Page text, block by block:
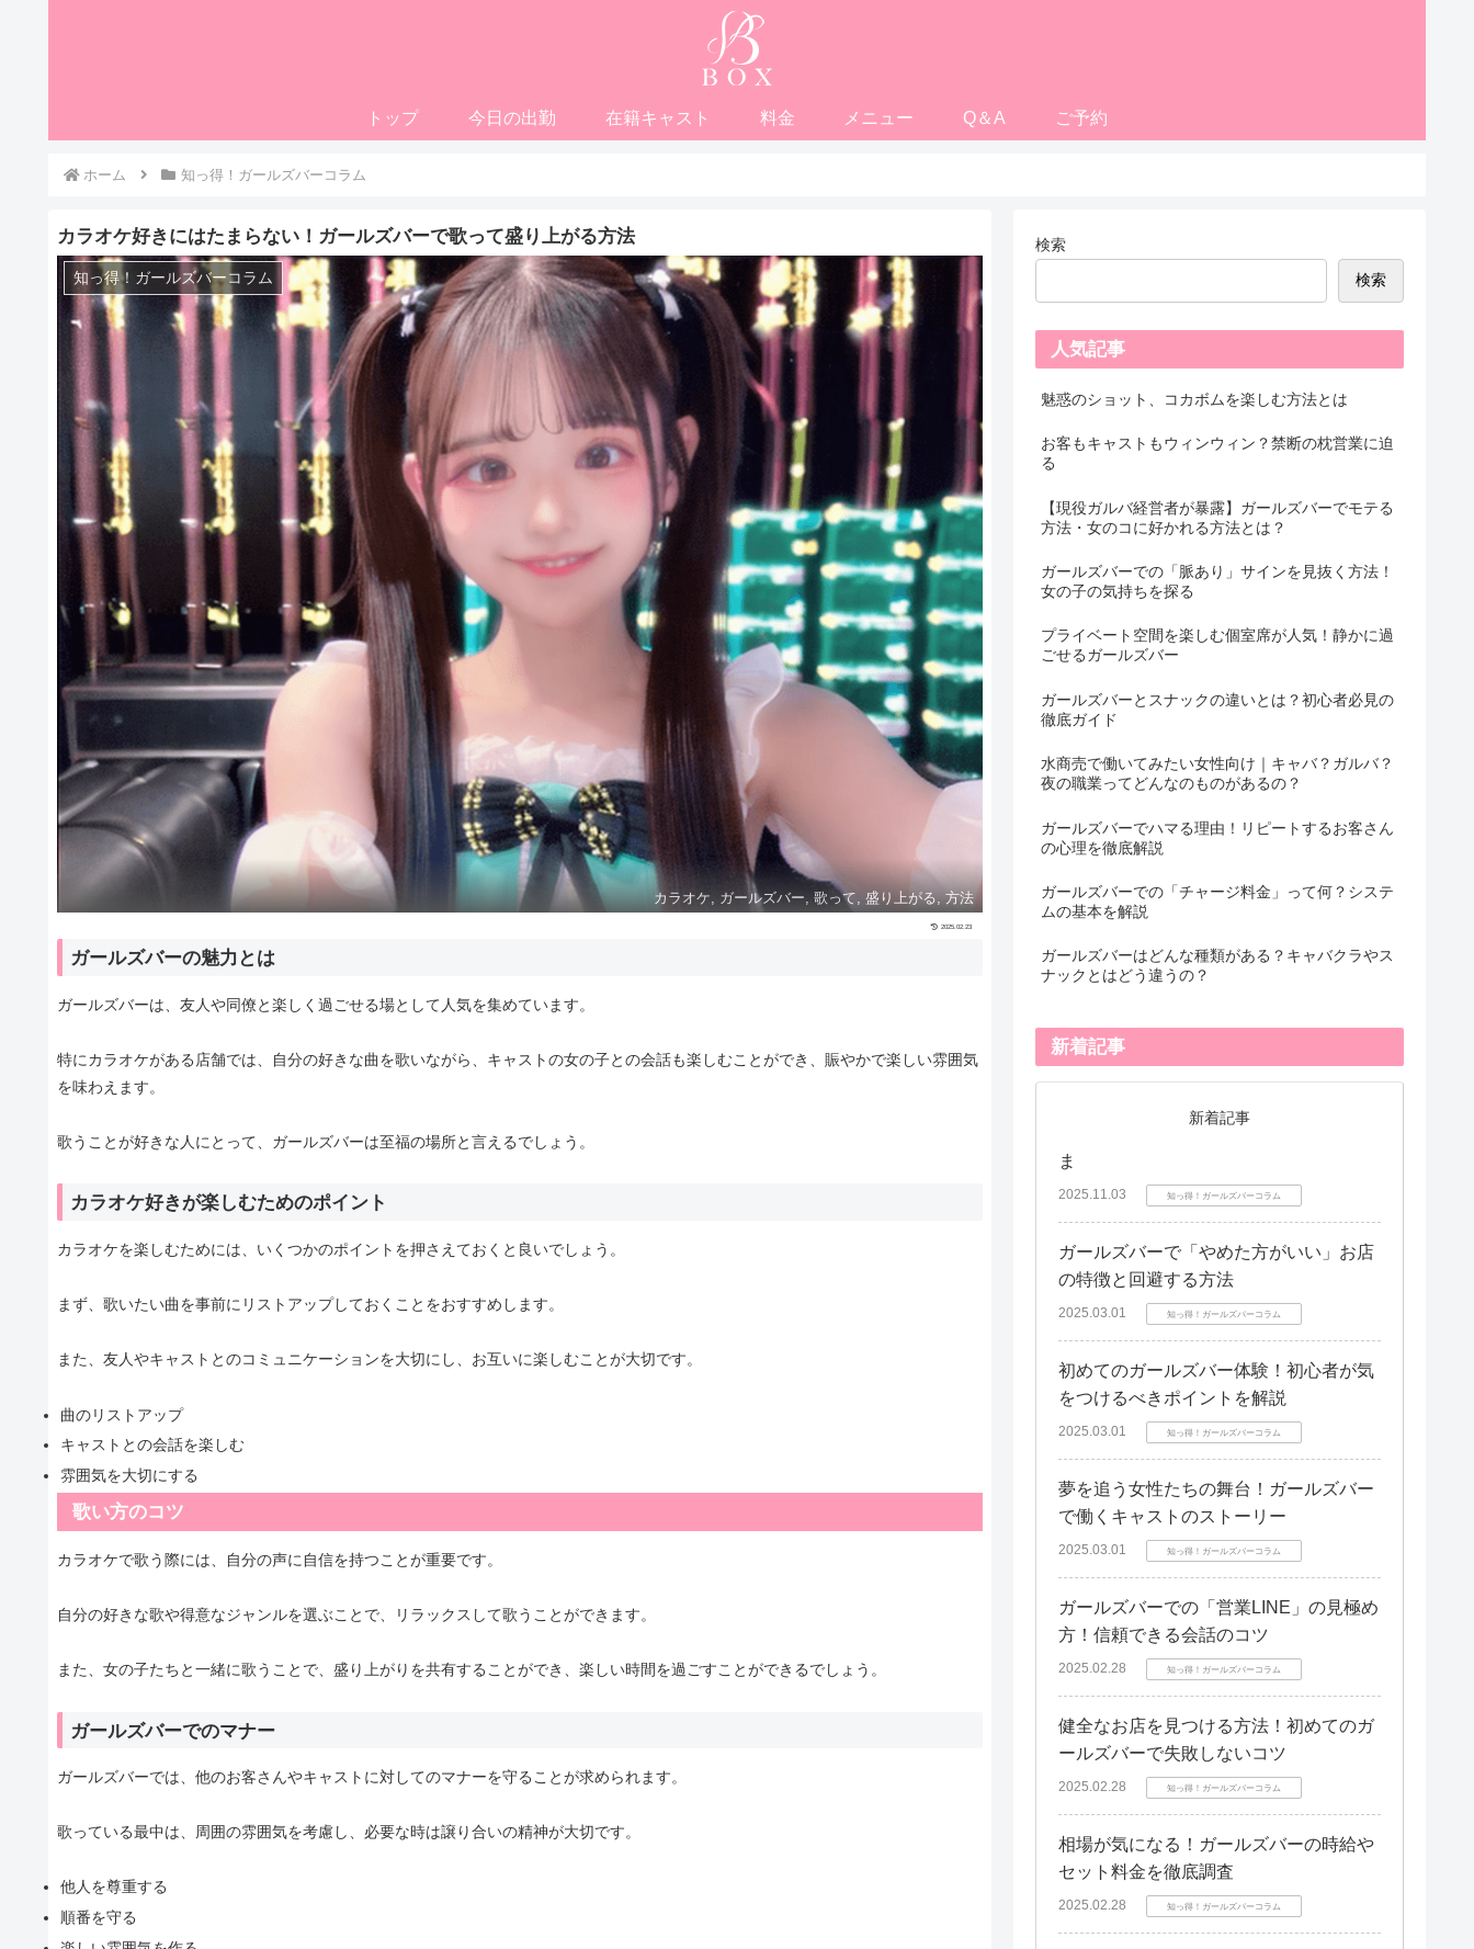
トップ 今日の出勤 在籍キャスト 料金 メニュー Q＆A ご予約
ホーム 知っ得！ガールズバーコラム
カラオケ好きにはたまらない！ガールズバーで歌って盛り上がる方法
知っ得！ガールズバーコラム
カラオケ, ガールズバー, 歌って, 盛り上がる, 方法
2025.02.23
ガールズバーの魅力とは
ガールズバーは、友人や同僚と楽しく過ごせる場として人気を集めています。
特にカラオケがある店舗では、自分の好きな曲を歌いながら、キャストの女の子との会話も楽しむことができ、賑やかで楽しい雰囲気
を味わえます。
歌うことが好きな人にとって、ガールズバーは至福の場所と言えるでしょう。
カラオケ好きが楽しむためのポイント
カラオケを楽しむためには、いくつかのポイントを押さえておくと良いでしょう。
まず、歌いたい曲を事前にリストアップしておくことをおすすめします。
また、友人やキャストとのコミュニケーションを大切にし、お互いに楽しむことが大切です。
曲のリストアップ
キャストとの会話を楽しむ
雰囲気を大切にする
歌い方のコツ
カラオケで歌う際には、自分の声に自信を持つことが重要です。
自分の好きな歌や得意なジャンルを選ぶことで、リラックスして歌うことができます。
また、女の子たちと一緒に歌うことで、盛り上がりを共有することができ、楽しい時間を過ごすことができるでしょう。
ガールズバーでのマナー
ガールズバーでは、他のお客さんやキャストに対してのマナーを守ることが求められます。
歌っている最中は、周囲の雰囲気を考慮し、必要な時は譲り合いの精神が大切です。
他人を尊重する
順番を守る
検索
検索
人気記事
魅惑のショット、コカボムを楽しむ方法とは
お客もキャストもウィンウィン？禁断の枕営業に迫
る
【現役ガルバ経営者が暴露】ガールズバーでモテる
方法・女のコに好かれる方法とは？
ガールズバーでの「脈あり」サインを見抜く方法！
女の子の気持ちを探る
プライベート空間を楽しむ個室席が人気！静かに過
ごせるガールズバー
ガールズバーとスナックの違いとは？初心者必見の
徹底ガイド
水商売で働いてみたい女性向け｜キャバ？ガルバ？
夜の職業ってどんなのものがあるの？
ガールズバーでハマる理由！リピートするお客さん
の心理を徹底解説
ガールズバーでの「チャージ料金」って何？システ
ムの基本を解説
ガールズバーはどんな種類がある？キャバクラやス
ナックとはどう違うの？
新着記事
新着記事
ま
2025.11.03 知っ得！ガールズバーコラム
ガールズバーで「やめた方がいい」お店
の特徴と回避する方法
2025.03.01 知っ得！ガールズバーコラム
初めてのガールズバー体験！初心者が気
をつけるべきポイントを解説
2025.03.01 知っ得！ガールズバーコラム
夢を追う女性たちの舞台！ガールズバー
で働くキャストのストーリー
2025.03.01 知っ得！ガールズバーコラム
ガールズバーでの「営業LINE」の見極め
方！信頼できる会話のコツ
2025.02.28 知っ得！ガールズバーコラム
健全なお店を見つける方法！初めてのガ
ールズバーで失敗しないコツ
2025.02.28 知っ得！ガールズバーコラム
相場が気になる！ガールズバーの時給や
セット料金を徹底調査
2025.02.28 知っ得！ガールズバーコラム